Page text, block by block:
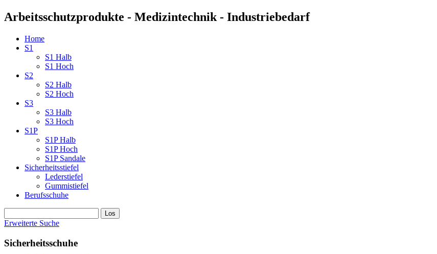
Arbeitsschutzprodukte - Medizintechnik - Industriebedarf
Home
S1
S1 Halb
S1 Hoch
S2
S2 Halb
S2 Hoch
S3
S3 Halb
S3 Hoch
S1P
S1P Halb
S1P Hoch
S1P Sandale
Sicherheitsstiefel
Lederstiefel
Gummistiefel
Berufsschuhe
Erweiterte Suche
Sicherheitsschuhe